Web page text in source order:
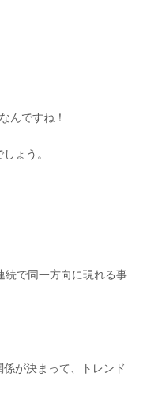
んですね！
ょう。
続で同一方向に現れる事
が決まって、トレンド